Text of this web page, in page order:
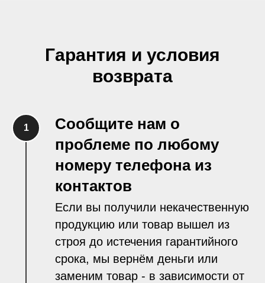
Гарантия и условия
возврата
Сообщите нам о
проблеме по любому
номеру телефона из
контактов
Если вы получили некачественную
продукцию или товар вышел из
строя до истечения гарантийного
срока, мы вернём деньги или
заменим товар - в зависимости от